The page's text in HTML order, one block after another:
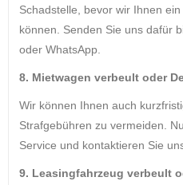
Schadstelle, bevor wir Ihnen
können. Senden Sie uns dafür
oder WhatsApp.
8. Mietwagen verbeult oder
Wir können Ihnen auch
Strafgebühren zu vermeiden.
Service und kontaktieren Sie
9. Leasingfahrzeug verbeult